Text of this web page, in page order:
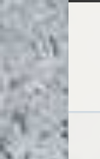
Перейти
к
контенту